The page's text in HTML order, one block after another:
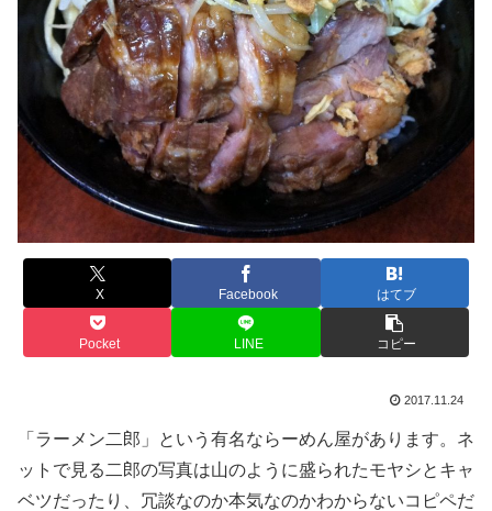
X Facebook はてブ
Pocket LINE コピー
2017.11.24
「ラーメン二郎」という有名ならーめん屋があります。ネ
ットで見る二郎の写真は山のように盛られたモヤシとキャ
ベツだったり、冗談なのか本気なのかわからないコピペだ